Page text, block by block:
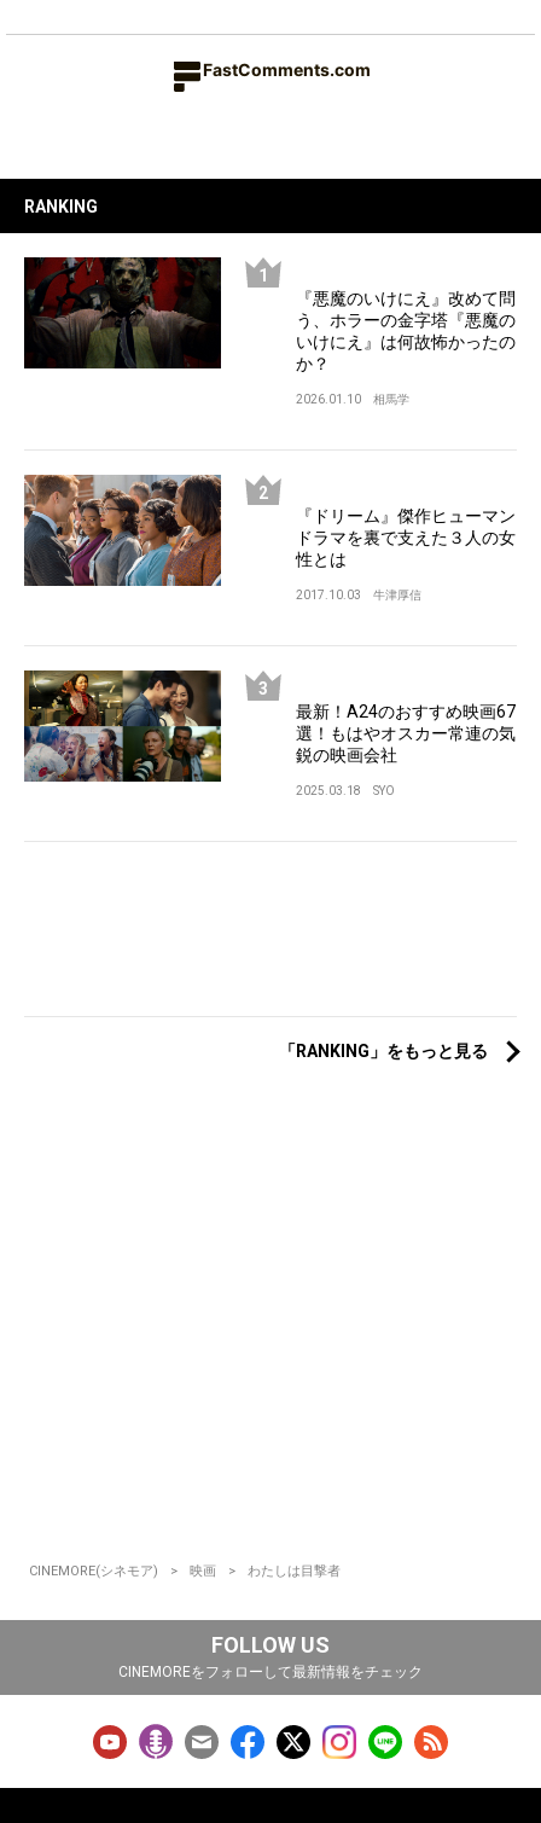
FastComments.com
RANKING
『悪魔のいけにえ』改めて問
う、ホラーの金字塔『悪魔の
いけにえ』は何故怖かったの
か？
2026.01.10 相馬学
『ドリーム』傑作ヒューマン
ドラマを裏で支えた３人の女
性とは
2017.10.03 牛津厚信
最新！A24のおすすめ映画67
選！もはやオスカー常連の気
鋭の映画会社
2025.03.18 SYO
「RANKING」をもっと見る
CINEMORE(シネモア) 映画 わたしは目撃者
FOLLOW US
CINEMOREをフォローして最新情報をチェック